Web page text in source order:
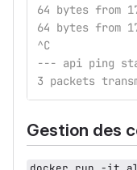
64 bytes from
64 bytes from
^C
--- api ping
3 packets
Gestion des